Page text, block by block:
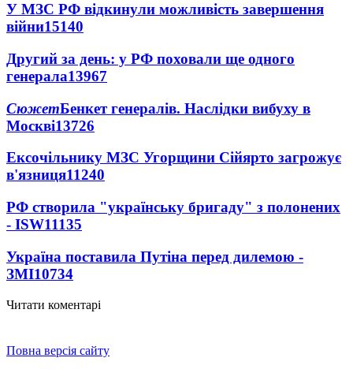
У МЗС РФ відкинули можливість завершення
війни15140
Другий за день: у РФ поховали ще одного
генерала13967
СюжетБенкет генералів. Наслідки вибуху в
Москві13726
Ексочільнику МЗС Угорщини Сійярто загрожує
в'язниця11240
РФ створила "українську бригаду" з полонених
- ISW11135
Україна поставила Путіна перед дилемою -
ЗМІ10734
Читати коментарі
Повна версія сайту